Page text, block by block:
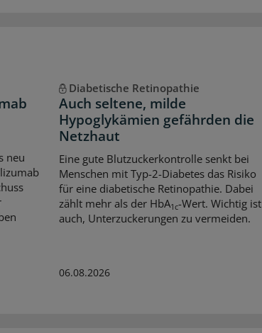
neu
Diabetische Retinopathie
Auch seltene, milde
Hypoglykämien gefährden die
Netzhaut
Eine gute Blutzuckerkontrolle senkt bei
Menschen mit Typ-2-Diabetes das Risiko
für eine diabetische Retinopathie. Dabei
zählt mehr als der HbA1c-Wert. Wichtig ist
auch, Unterzuckerungen zu vermeiden.
06.08.2026